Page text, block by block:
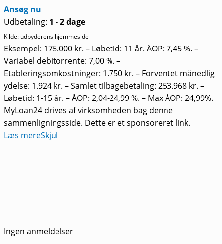
Ansøg nu
Udbetaling: 1 - 2 dage
Kilde: udbyderens hjemmeside
Eksempel: 175.000 kr. – Løbetid: 11 år. ÅOP: 7,45 %. –
Variabel debitorrente: 7,00 %. –
Etableringsomkostninger: 1.750 kr. – Forventet månedlig
ydelse: 1.924 kr. – Samlet tilbagebetaling: 253.968 kr. –
Løbetid: 1-15 år. – ÅOP: 2,04-24,99 %. – Max ÅOP: 24,99%.
MyLoan24 drives af virksomheden bag denne
sammenligningsside. Dette er et sponsoreret link.
Læs mereSkjul
Ingen anmeldelser